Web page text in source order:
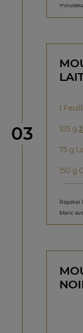
étape
03
1
105 g
75 g
150 g
Répéter
blanc